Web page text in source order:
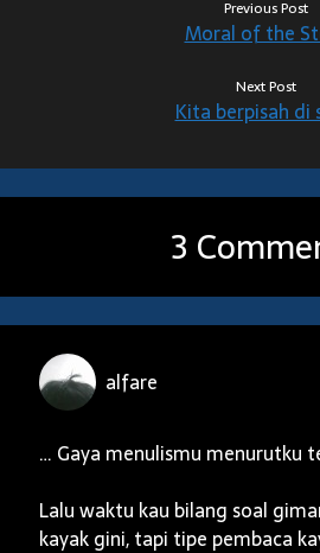
Previous Post
Moral of the
Next Post
Kita berpisah di
3
alfare
… Gaya menulismu menurutku
Lalu waktu kau bilang soal
kayak gini, tapi tipe pembaca